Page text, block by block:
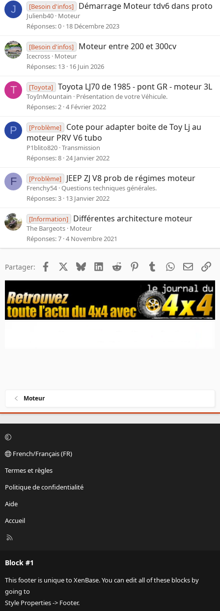
J [Besoin d'infos] Démarrage Moteur tdv6 dans proto
Julienb40 Moteur
Réponses 0 18 Décembre 2023
[Besoin d'infos] Moteur entre 200 et 300cv
Icecross Moteur
Réponses 13 16 Juin 2026
T [Toyota] Toyota LJ70 de 1985 - pont GR - moteur 3L
ToyInMountain
Présentation de votre Véhicule.
Réponses 2 4 Février 2022
P [Problème]
Cote pour adapter boite de Toy Lj au
moteur PRV V6 tubo
P1blito820 Transmission
Réponses 8 24 Janvier 2022
F [Problème] JEEP ZJ V8 prob de régimes moteur
Frenchy54 Questions techniques générales.
Réponses 3 13 Janvier 2022
[Information] Différentes architecture moteur
The Bargeots Moteur
Réponses 7 4 Novembre 2021
Partager: Facebook Bluesky LinkedIn
Reddit PinterestTumblrWhatsApp
Email
Moteur
French/Français (FR)
Termes et règles
Politique de confidentialité
Aide
Accueil
R
Block #1
This footer is unique to XenBase. You can edit all of these blocks by
going to
Style Properties -> Footer.